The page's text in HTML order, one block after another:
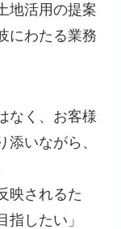
地活用の提案
にわたる業務
なく、お客様
いながら、
映されるた
したい」